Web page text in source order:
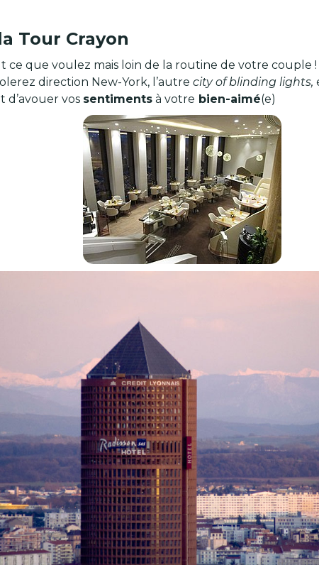
Tour Crayon
ce que voulez mais loin de la routine de votre couple
direction New-York, l’autrecity of blinding lights,
d’avouer vos sentiments à votre bien-aimé(e)